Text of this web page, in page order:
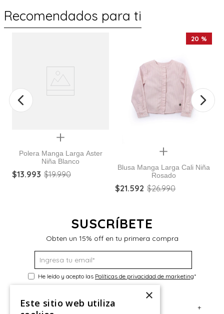
Recomendados para ti
Quickview
Polera Manga Larga Aster
Niña Blanco
$13.993 $19.990
20 %
Quickview
Blusa Manga Larga Cali Niña
Rosado
$21.592 $26.990
SUSCRÍBETE
Obten un 15% off en tu primera compra
He leído y acepto las Políticas de privacidad de marketing*
Servicio al Consumidor +
×
Este sitio web utiliza